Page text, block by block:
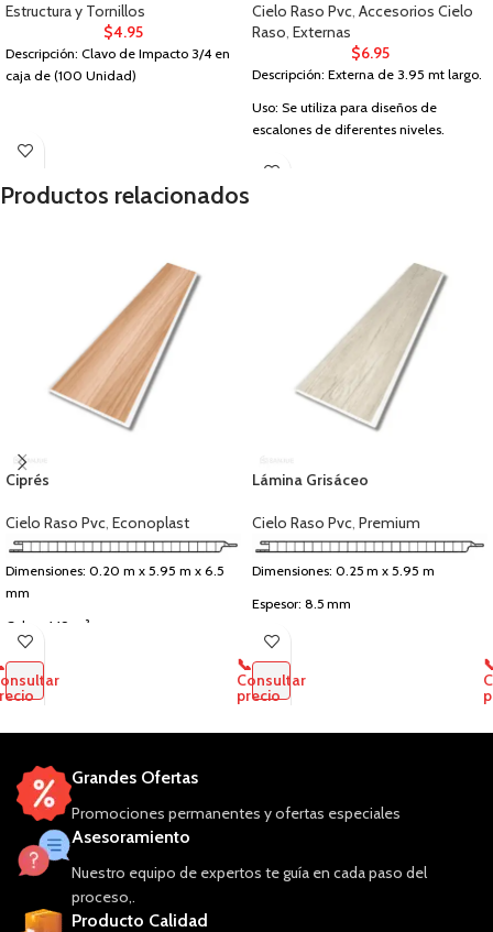
Estructura y Tornillos
$4.95
Descripción: Clavo de Impacto 3/4 en
caja de (100 Unidad)
Cielo Raso Pvc, Accesorios Cielo
Raso, Externas
$6.95
Descripción: Externa de 3.95 mt largo.
Uso: Se utiliza para diseños de
escalones de diferentes niveles.
Productos relacionados
Ciprés
Cielo Raso Pvc, Econoplast
Dimensiones: 0.20 m x 5.95 m x 6.5
mm
Cubre: 1.19 m²
Tipo de Acabado: Madera Natural
Uso: Interior
Lámina Grisáceo
Cielo Raso Pvc, Premium
Dimensiones: 0.25 m x 5.95 m
Espesor: 8.5 mm
Cubre: 1.49 m²
Tipo de Acabado: Madera Clara
Uso: Interior y Exterior
📞
Consultar
precio
Grandes Ofertas
Promociones permanentes y ofertas especiales
Asesoramiento
Nuestro equipo de expertos te guía en cada paso del
proceso,.
Producto Calidad